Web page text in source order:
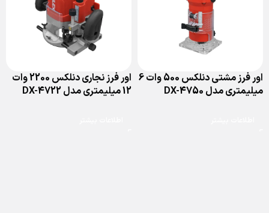
اور فرز مشتی دنلکس 500 وات 6
میلیمتری مدل DX-4750
اور فرز نجاری دنلکس 2200 وات
12 میلیمتری مدل DX-4722